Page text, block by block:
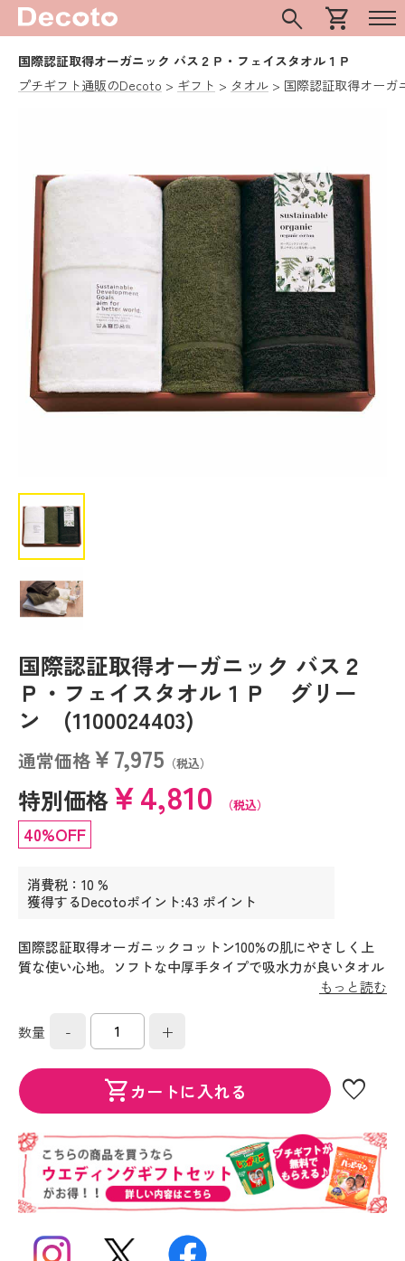
search shopping_cart
国際認証取得オーガニック バス２Ｐ・フェイスタオル１Ｐ
プチギフト通販のDecoto
ギフト タオル 国際認証取得オーガ
国際認証取得オーガニック バス２
Ｐ・フェイスタオル１Ｐ グリー
ン (1100024403)
通常価格￥7,975 （税込）
特別価格￥4,810 （税込）
40%OFF
消費税：10 %
獲得するDecotoポイント:43 ポイント
国際認証取得オーガニックコットン100%の肌にやさしく上
質な使い心地。ソフトな中厚手タイプで吸水力が良いタオル
です。国際的な認証を多数取得している海外の工場で生産し
んでいます。
もっと読む
数量 - +
shopping_cartカートに入れる favorite